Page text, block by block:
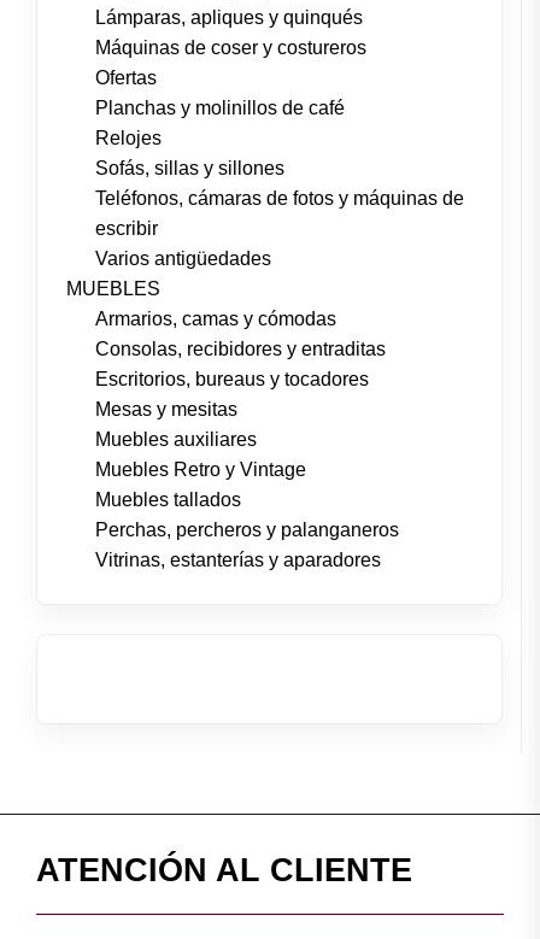
Lámparas, apliques y quinqués
Máquinas de coser y costureros
Ofertas
Planchas y molinillos de café
Relojes
Sofás, sillas y sillones
Teléfonos, cámaras de fotos y máquinas de
escribir
Varios antigüedades
MUEBLES
Armarios, camas y cómodas
Consolas, recibidores y entraditas
Escritorios, bureaus y tocadores
Mesas y mesitas
Muebles auxiliares
Muebles Retro y Vintage
Muebles tallados
Perchas, percheros y palanganeros
Vitrinas, estanterías y aparadores
ATENCIÓN AL CLIENTE